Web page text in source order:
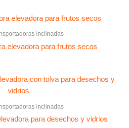
inclinadas
elevadora para frutos secos
inclinadas
para desechos y vidrios